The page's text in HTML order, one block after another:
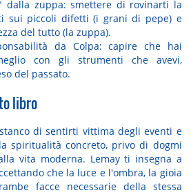
dalla zuppa: smettere di rovinarti la
sui piccoli difetti (i grani di pepe) e
del tutto (la zuppa).
da Colpa: capire che hai
con gli strumenti che avevi,
del passato.
libro
di sentirti vittima degli eventi e
spiritualità concreto, privo di dogmi
vita moderna. Lemay ti insegna a
che la luce e l'ombra, la gioia
facce necessarie della stessa